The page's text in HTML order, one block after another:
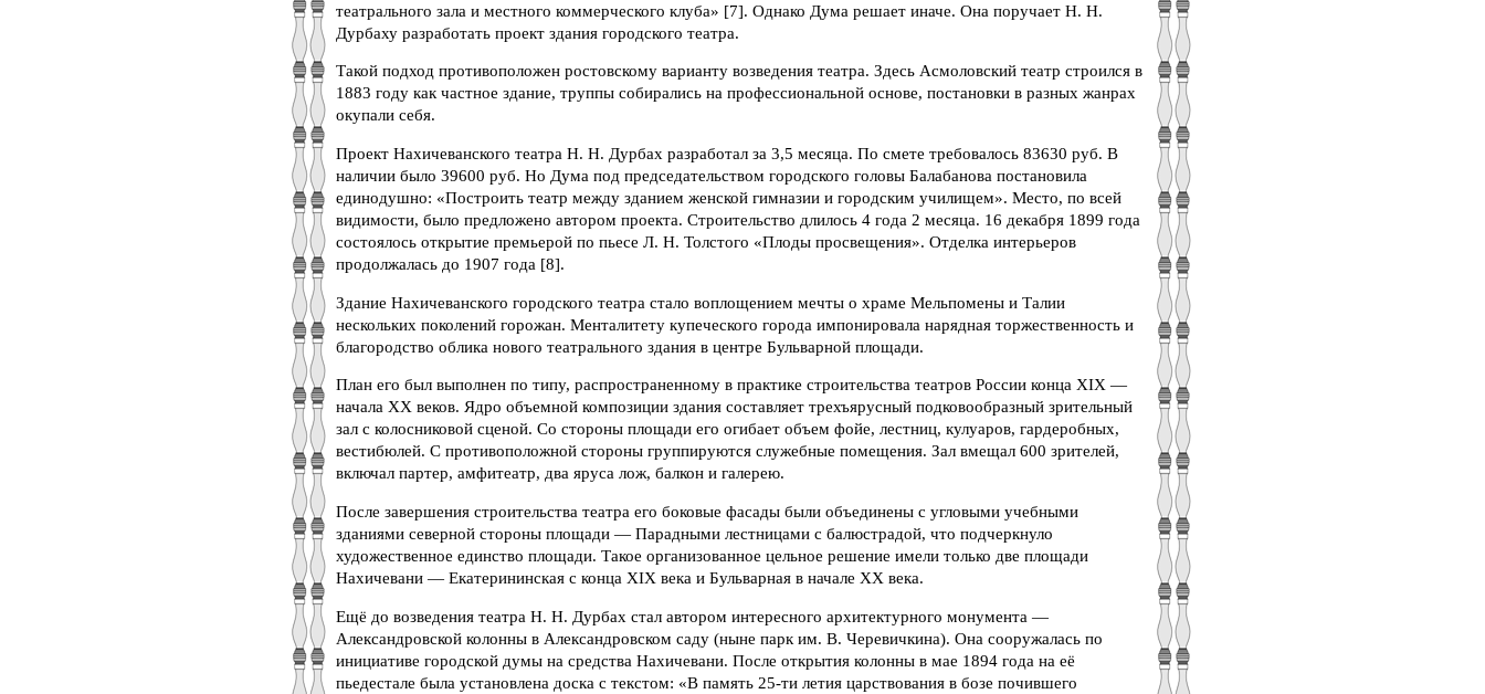
театрального зала и местного коммерческого клуба» [7]. Однако Дума решает иначе. Она поручает Н. Н.
Дурбаху разработать проект здания городского театра.
Такой подход противоположен ростовскому варианту возведения театра. Здесь Асмоловский театр строился в
1883 году как частное здание, труппы собирались на профессиональной основе, постановки в разных жанрах
окупали себя.
Проект Нахичеванского театра Н. Н. Дурбах разработал за 3,5 месяца. По смете требовалось 83630 руб. В
наличии было 39600 руб. Но Дума под председательством городского головы Балабанова постановила
единодушно: «Построить театр между зданием женской гимназии и городским училищем». Место, по всей
видимости, было предложено автором проекта. Строительство длилось 4 года 2 месяца. 16 декабря 1899 года
состоялось открытие премьерой по пьесе Л. Н. Толстого «Плоды просвещения». Отделка интерьеров
продолжалась до 1907 года [8].
Здание Нахичеванского городского театра стало воплощением мечты о храме Мельпомены и Талии
нескольких поколений горожан. Менталитету купеческого города импонировала нарядная торжественность и
благородство облика нового театрального здания в центре Бульварной площади.
План его был выполнен по типу, распространенному в практике строительства театров России конца XIX —
начала XX веков. Ядро объемной композиции здания составляет трехъярусный подковообразный зрительный
зал с колосниковой сценой. Со стороны площади его огибает объем фойе, лестниц, кулуаров, гардеробных,
вестибюлей. С противоположной стороны группируются служебные помещения. Зал вмещал 600 зрителей,
включал партер, амфитеатр, два яруса лож, балкон и галерею.
После завершения строительства театра его боковые фасады были объединены с угловыми учебными
зданиями северной стороны площади — Парадными лестницами с балюстрадой, что подчеркнуло
художественное единство площади. Такое организованное цельное решение имели только две площади
Нахичевани — Екатерининская с конца XIX века и Бульварная в начале XX века.
Ещё до возведения театра Н. Н. Дурбах стал автором интересного архитектурного монумента —
Александровской колонны в Александровском саду (ныне парк им. В. Черевичкина). Она сооружалась по
инициативе городской думы на средства Нахичевани. После открытия колонны в мае 1894 года на её
пьедестале была установлена доска с текстом: «В память 25-ти летия царствования в бозе почившего